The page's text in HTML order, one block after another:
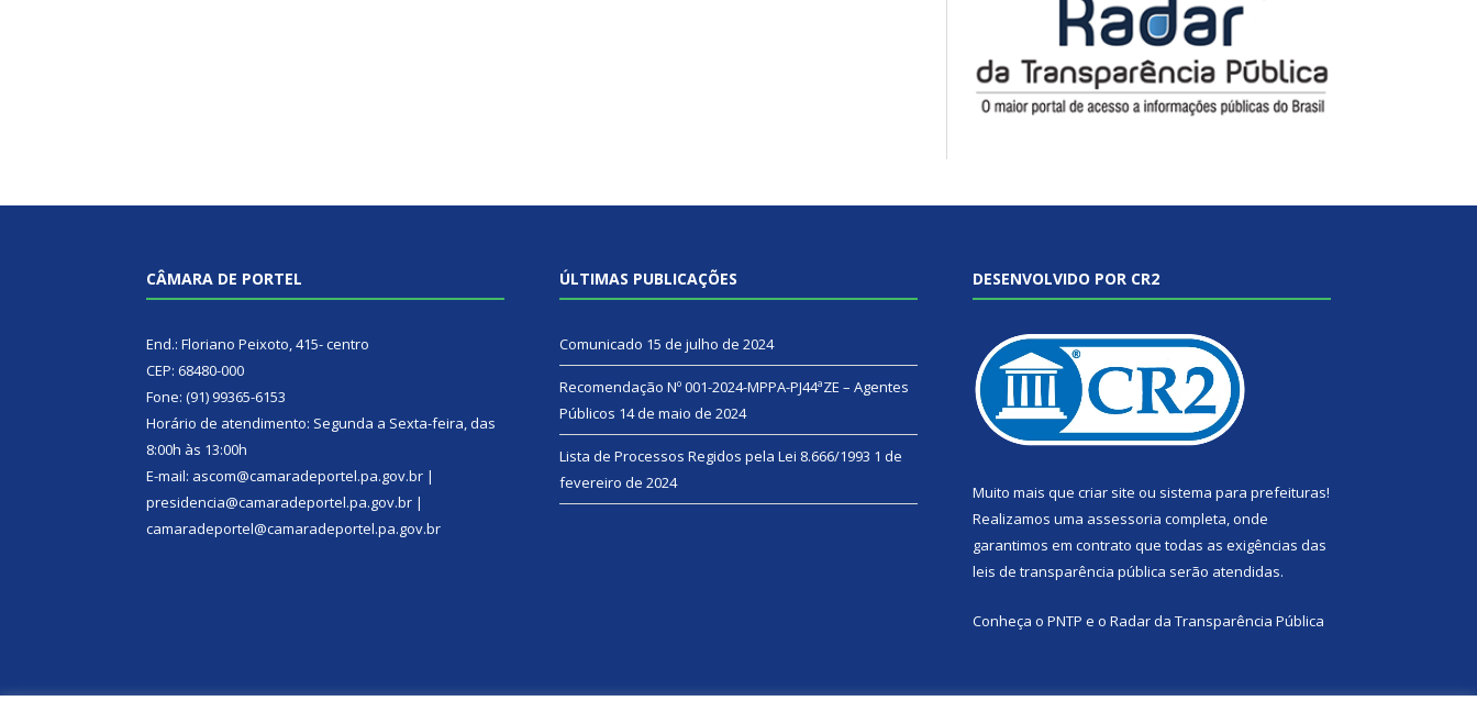
CÂMARA DE PORTEL
End.: Floriano Peixoto, 415- centro
CEP: 68480-000
Fone: (91) 99365-6153
Horário de atendimento: Segunda a Sexta-feira, das
8:00h às 13:00h
E-mail: ascom@camaradeportel.pa.gov.br |
presidencia@camaradeportel.pa.gov.br |
camaradeportel@camaradeportel.pa.gov.br
ÚLTIMAS PUBLICAÇÕES
Comunicado 15 de julho de 2024
Recomendação Nº 001-2024-MPPA-PJ44ªZE – Agentes
Públicos 14 de maio de 2024
Lista de Processos Regidos pela Lei 8.666/1993 1 de
fevereiro de 2024
DESENVOLVIDO POR CR2
Muito mais que criar site ou sistema para prefeituras!
Realizamos uma assessoria completa, onde
garantimos em contrato que todas as exigências das
leis de transparência pública serão atendidas.
Conheça o PNTP e o Radar da Transparência Pública